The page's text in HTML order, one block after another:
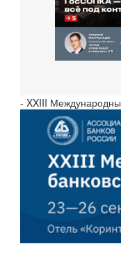
- XXIII